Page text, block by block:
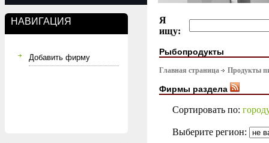
НАВИГАЦИЯ
Добавить фирму
Я
ищу:
Рыбопродукты
Главная страница Продукты
Фирмы раздела
Сортировать по:
Выберите регион: